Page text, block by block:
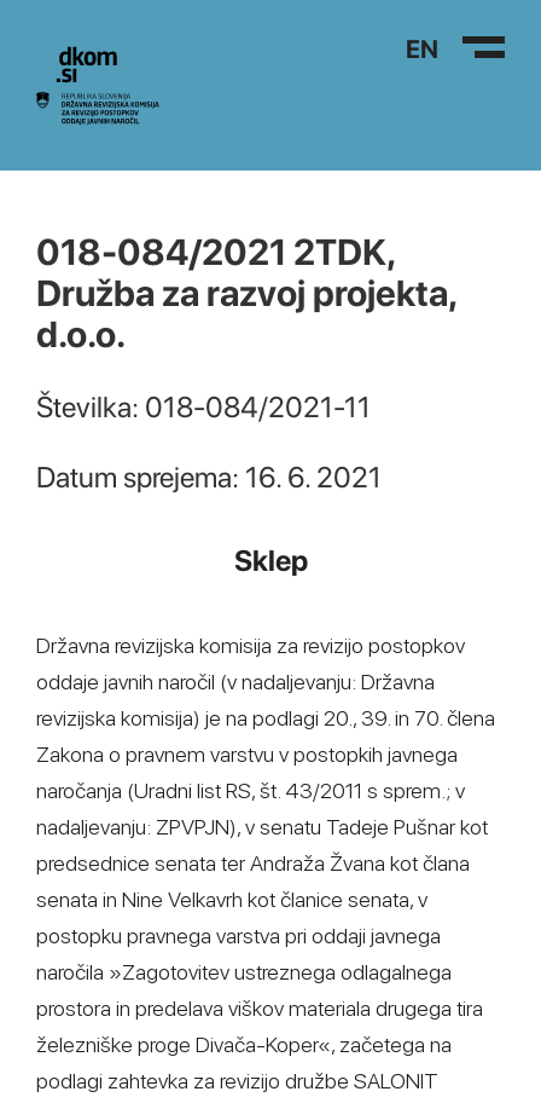
Na vsebino EN
018-084/2021 2TDK,
Družba za razvoj projekta,
d.o.o.
Številka: 018-084/2021-11
Datum sprejema: 16. 6. 2021
Sklep
Državna revizijska komisija za revizijo postopkov
oddaje javnih naročil (v nadaljevanju: Državna
revizijska komisija) je na podlagi 20., 39. in 70. člena
Zakona o pravnem varstvu v postopkih javnega
naročanja (Uradni list RS, št. 43/2011 s sprem.; v
nadaljevanju: ZPVPJN), v senatu Tadeje Pušnar kot
predsednice senata ter Andraža Žvana kot člana
senata in Nine Velkavrh kot članice senata, v
postopku pravnega varstva pri oddaji javnega
naročila »Zagotovitev ustreznega odlagalnega
prostora in predelava viškov materiala drugega tira
železniške proge Divača-Koper«, začetega na
podlagi zahtevka za revizijo družbe SALONIT